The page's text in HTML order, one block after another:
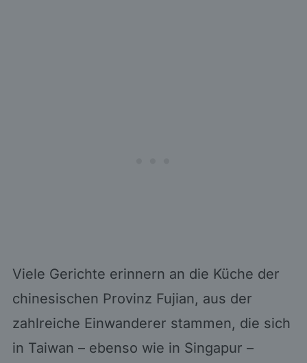
Viele Gerichte erinnern an die Küche der
chinesischen Provinz Fujian, aus der
zahlreiche Einwanderer stammen, die sich
in Taiwan – ebenso wie in Singapur –